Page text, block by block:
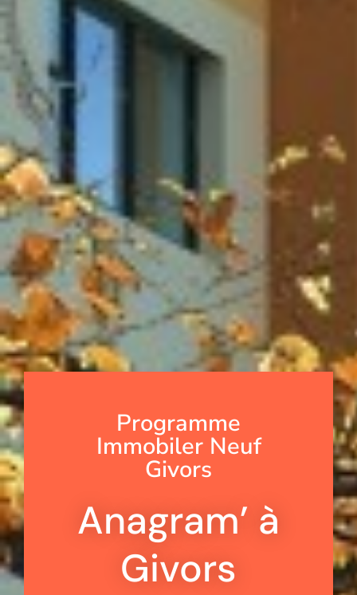
Programme
Immobiler Neuf
Givors
Anagram’ à
Givors